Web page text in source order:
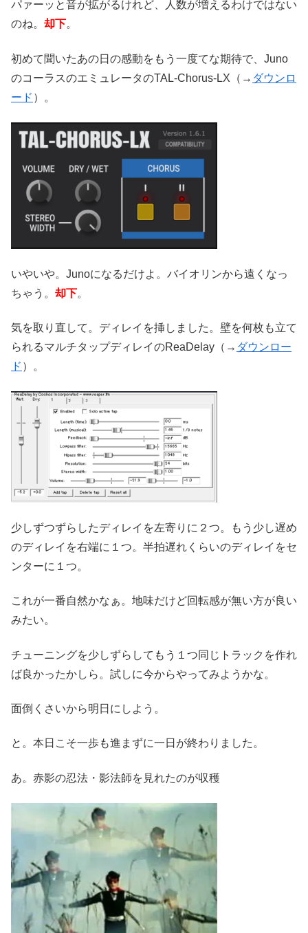
パァーッと音が拡がるけれど、人数が増えるわけではない
のね。 却下。
初めて聞いたあの日の感動をもう一度てな期待で、Juno
のコーラスのエミュレータのTAL-Chorus-LX（→ ダウンロ
ード ）。
いやいや。Junoになるだけよ。バイオリンから遠くなっ
ちゃう。 却下。
気を取り直して。ディレイを挿しました。壁を何枚も立て
られるマルチタップディレイのReaDelay（→ ダウンロー
ド ）。
少しずつずらしたディレイを左寄りに２つ。もう少し遅め
のディレイを右端に１つ。半拍遅れくらいのディレイをセ
ンターに１つ。
これが一番自然かなぁ。地味だけど回転感が無い方が良い
みたい。
チューニングを少しずらしてもう１つ同じトラックを作れ
ば良かったかしら。試しに今からやってみようかな。
面倒くさいから明日にしよう。
と。本日こそ一歩も進まずに一日が終わりました。
あ。赤影の忍法・影法師を見れたのが収穫